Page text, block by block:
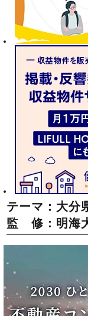
テーマ：大分
監 修：明海